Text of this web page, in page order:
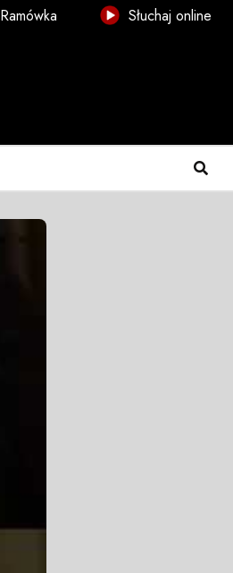
Ramówka Słuchaj online